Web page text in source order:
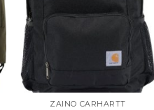
ZAINO CARHARTT